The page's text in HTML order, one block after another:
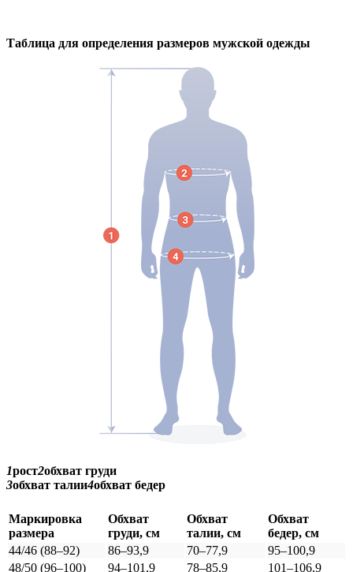
Таблица для определения размеров мужской одежды
1рост2обхват груди
3обхват талии4обхват бедер
Маркировка
размера
Обхват
груди, см
Обхват
талии, см
Обхват
бедер, см
44/46 (88–92)
86–93,9 70–77,9
95–100,9
48/50 (96–100)
94–101,9 78–85,9 101–106,9